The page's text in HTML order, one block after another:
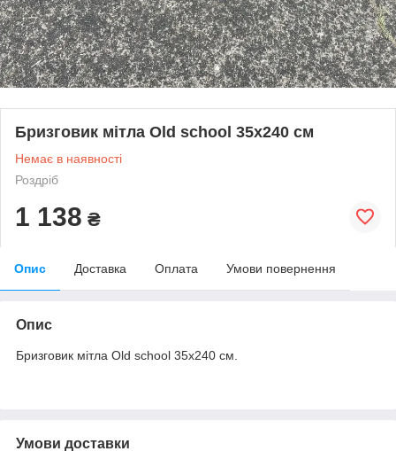
Бризговик мітла Old school 35х240 см
Немає в наявності
Роздріб
1 138 ₴
Опис Доставка Оплата Умови повернення
Опис
Бризговик мітла Old school 35х240 см.
Умови доставки